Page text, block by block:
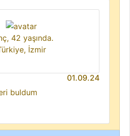
42 yaşında.
İzmir
01.09.24
buldum